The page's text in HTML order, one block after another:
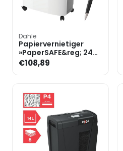
Dahle
Papiervernietiger
»PaperSAFE&reg; 240«
incl. balpen
»Coventry«
€108,89